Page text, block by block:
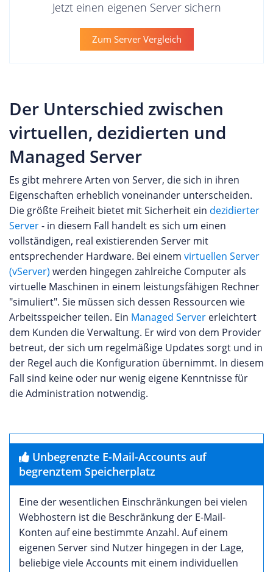
Jetzt einen eigenen Server sichern
Zum Server Vergleich
Der Unterschied zwischen
virtuellen, dezidierten und
Managed Server
Es gibt mehrere Arten von Server, die sich in ihren
Eigenschaften erheblich voneinander unterscheiden.
Die größte Freiheit bietet mit Sicherheit ein dezidierter
Server- in diesem Fall handelt es sich um einen
vollständigen, real existierenden Server mit
entsprechender Hardware. Bei einem virtuellen Server
(vServer) werden hingegen zahlreiche Computer als
virtuelle Maschinen in einem leistungsfähigen Rechner
"simuliert". Sie müssen sich dessen Ressourcen wie
Arbeitsspeicher teilen. Ein Managed Server erleichtert
dem Kunden die Verwaltung. Er wird von dem Provider
betreut, der sich um regelmäßige Updates sorgt und in
der Regel auch die Konfiguration übernimmt. In diesem
Fall sind keine oder nur wenig eigene Kenntnisse für
die Administration notwendig.
Unbegrenzte E-Mail-Accounts auf
begrenztem Speicherplatz
Eine der wesentlichen Einschränkungen bei vielen
Webhostern ist die Beschränkung der E-Mail-
Konten auf eine bestimmte Anzahl. Auf einem
eigenen Server sind Nutzer hingegen in der Lage,
beliebige viele Accounts mit einem individuellen